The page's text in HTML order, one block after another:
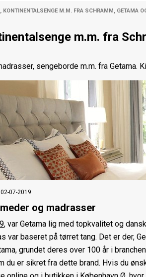
KONTINENTALSENGE M.M. FRA SCHRAMM, GETAMA
m.m. fra
sengeborde m.m. fra Getama.
02-07-2019
og madrasser
, var Getama lig med topkvalitet og
var baseret på tørret tang. Det er der,
grundet deres over 100 år i
du er sikret fra dette brand. Hvis du